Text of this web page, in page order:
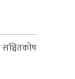
सञ्चितकोष